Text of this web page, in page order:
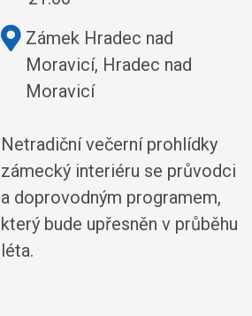
Kde:Zámek Hradec nad
Moravicí, Hradec nad
Moravicí
Netradiční večerní prohlídky
zámecký interiéru se průvodci
a doprovodným programem,
který bude upřesněn v průběhu
léta.